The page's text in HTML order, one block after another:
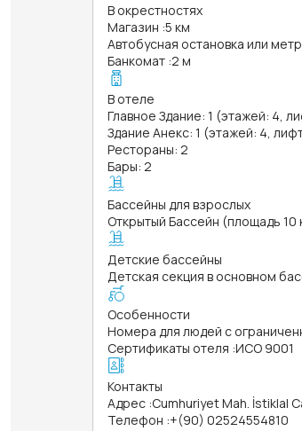
В окрестностях
Магазин :5 км
Автобусная остановка или
Банкомат :2 м
В отеле
Главное Здание: 1 (этажей: 4,
Здание Анекс: 1 (этажей: 4,
Рестораны: 2
Бары: 2
Бассейны для взрослых
Открытый Бассейн (площадь 10
Детские бассейны
Детская секция в основном
Особенности
Номера для людей с
Сертификаты отеля :ИСО 9001
Контакты
Адрес :Cumhuriyet Mah. İstiklal
Телефон :+(90) 02524554810